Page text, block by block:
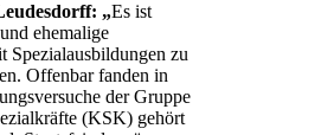
„Es ist
ehemalige
Spezialausbildungen zu
Offenbar fanden in
der Gruppe
(KSK) gehört